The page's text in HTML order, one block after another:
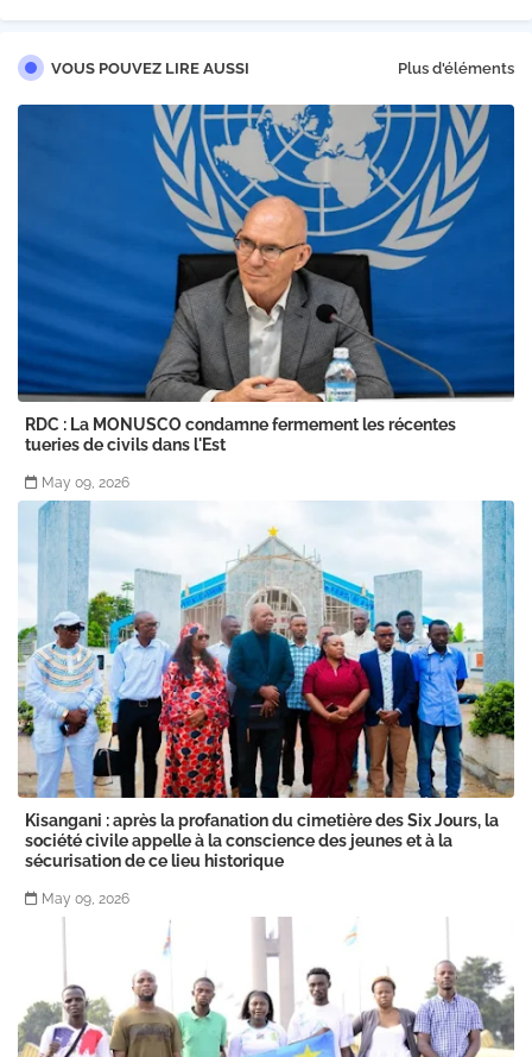
VOUS POUVEZ LIRE AUSSI Plus d'éléments
RDC : La MONUSCO condamne fermement les récentes
tueries de civils dans l'Est
May 09, 2026
Kisangani : après la profanation du cimetière des Six Jours, la
société civile appelle à la conscience des jeunes et à la
sécurisation de ce lieu historique
May 09, 2026